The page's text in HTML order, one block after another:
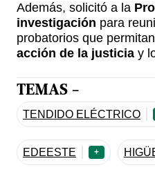
Además, solicitó a la
investigación para
probatorios que
acción de la justicia y
TEMAS -
TENDIDO ELÉCTRICO
EDEESTE +